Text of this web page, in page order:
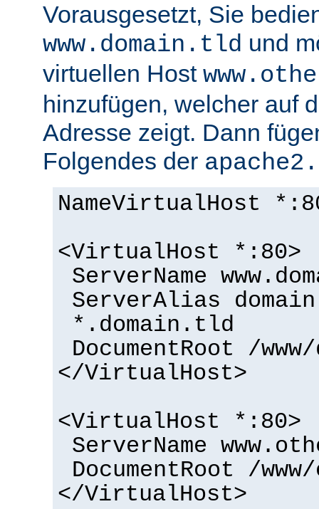
Vorausgesetzt, Sie
www.domain.tld und
virtuellen Host
hinzufügen, welcher auf
Adresse zeigt. Dann
Folgendes der
NameVirtualHost
<VirtualHost *:80>
ServerName
ServerAlias
*.domain.tld
DocumentRoot /
</VirtualHost>
<VirtualHost *:80>
ServerName
DocumentRoot /
</VirtualHost>